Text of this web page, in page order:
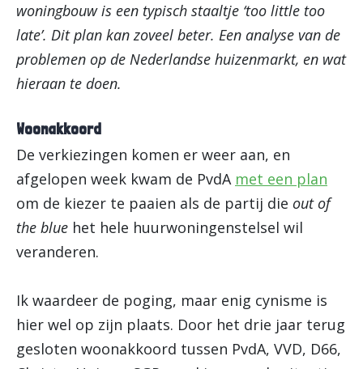
woningbouw is een typisch staaltje ‘too little too
late’. Dit plan kan zoveel beter. Een analyse van de
problemen op de Nederlandse huizenmarkt, en wat
hieraan te doen.
Woonakkoord
De verkiezingen komen er weer aan, en
afgelopen week kwam de PvdA met een plan
om de kiezer te paaien als de partij die out of
the blue het hele huurwoningenstelsel wil
veranderen.
Ik waardeer de poging, maar enig cynisme is
hier wel op zijn plaats. Door het drie jaar terug
gesloten woonakkoord tussen PvdA, VVD, D66,